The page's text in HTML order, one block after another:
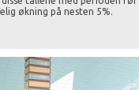
økning på nesten 5%.